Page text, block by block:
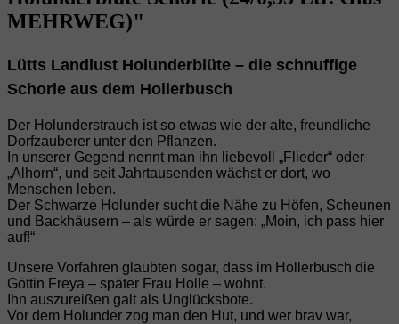
MEHRWEG)"
Lütts Landlust Holunderblüte – die schnuffige
Schorle aus dem Hollerbusch
Der Holunderstrauch ist so etwas wie der alte, freundliche
Dorfzauberer unter den Pflanzen.
In unserer Gegend nennt man ihn liebevoll „Flieder“ oder
„Alhorn“, und seit Jahrtausenden wächst er dort, wo
Menschen leben.
Der Schwarze Holunder sucht die Nähe zu Höfen, Scheunen
und Backhäusern – als würde er sagen: „Moin, ich pass hier
auf!“
Unsere Vorfahren glaubten sogar, dass im Hollerbusch die
Göttin Freya – später Frau Holle – wohnt.
Ihn auszureißen galt als Unglücksbote.
Vor dem Holunder zog man den Hut, und wer brav war,